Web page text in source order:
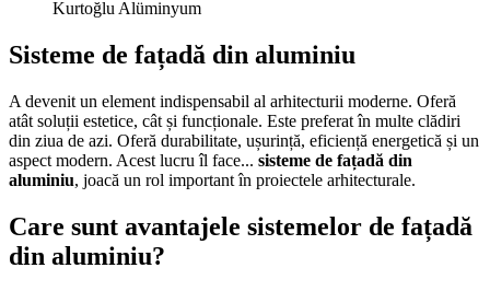
Sisteme de fațadă din aluminiu
A devenit un element indispensabil al arhitecturii moderne. Oferă
atât soluții estetice, cât și funcționale. Este preferat în multe clădiri
din ziua de azi. Oferă durabilitate, ușurință, eficiență energetică și un
aspect modern. Acest lucru îl face... sisteme de fațadă din
aluminiu, joacă un rol important în proiectele arhitecturale.
Care sunt avantajele sistemelor de fațadă
din aluminiu?